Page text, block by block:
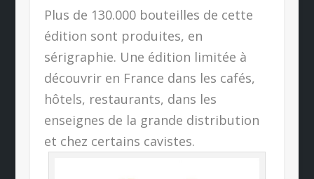
Plus de 130.000 bouteilles de cette
édition sont produites, en
sérigraphie. Une édition limitée à
découvrir en France dans les cafés,
hôtels, restaurants, dans les
enseignes de la grande distribution
et chez certains cavistes.